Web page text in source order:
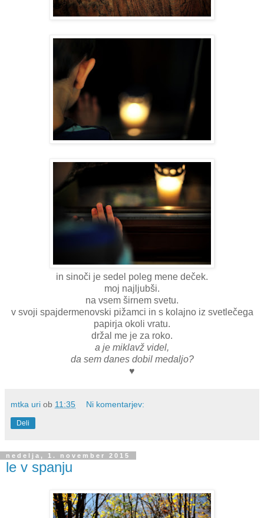
in sinoči je sedel poleg mene deček.
moj najljubši.
na vsem širnem svetu.
v svoji spajdermenovski pižamci in s kolajno iz svetlečega
papirja okoli vratu.
držal me je za roko.
a je miklavž videl,
da sem danes dobil medaljo?
♥
mtka uri ob 11:35 Ni komentarjev:
Deli
nedelja, 1. november 2015
le v spanju